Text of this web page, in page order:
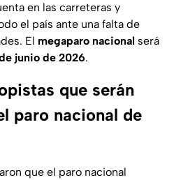
en las carreteras y
el país ante una falta de
El megaparo nacional será
junio de 2026.
que serán
paro nacional de
que el paro nacional